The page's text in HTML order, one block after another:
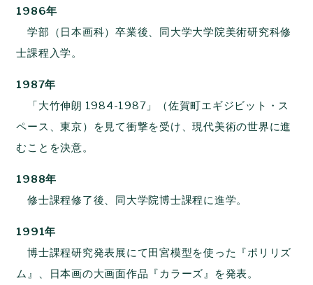
1986年
学部（日本画科）卒業後、同大学大学院美術研究科修
士課程入学。
1987年
「大竹伸朗 1984-1987」（佐賀町エギジビット・ス
ペース、東京）を見て衝撃を受け、現代美術の世界に進
むことを決意。
1988年
修士課程修了後、同大学院博士課程に進学。
1991年
博士課程研究発表展にて田宮模型を使った『ポリリズ
ム』、日本画の大画面作品『カラーズ』を発表。